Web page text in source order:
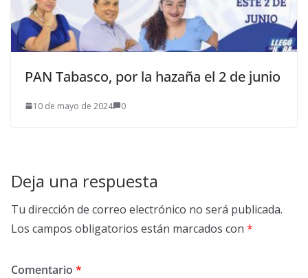
PAN Tabasco, por la hazaña el 2 de junio
10 de mayo de 2024 0
Deja una respuesta
Tu dirección de correo electrónico no será publicada.
Los campos obligatorios están marcados con *
Comentario *